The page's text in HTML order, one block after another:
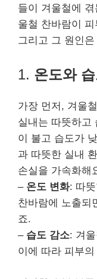
들이 겨울철에
울철 찬바람이
그리고 그 원인
1. 온도와 습
가장 먼저, 겨울
실내는 따뜻하고
이 불고 습도가
과 따뜻한 실내
손실을 가속화해
– 온도 변화: 따
찬바람에 노출되
죠.
– 습도 감소: 겨
이에 따라 피부